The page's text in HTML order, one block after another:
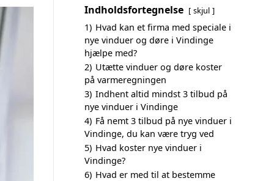
Indholdsfortegnelse skjul
1) Hvad kan et firma med speciale i
nye vinduer og døre i Vindinge
hjælpe med?
2) Utætte vinduer og døre koster
på varmeregningen
3) Indhent altid mindst 3 tilbud på
nye vinduer i Vindinge
4) Få nemt 3 tilbud på nye vinduer i
Vindinge, du kan være tryg ved
5) Hvad koster nye vinduer i
Vindinge?
6) Hvad er med til at bestemme